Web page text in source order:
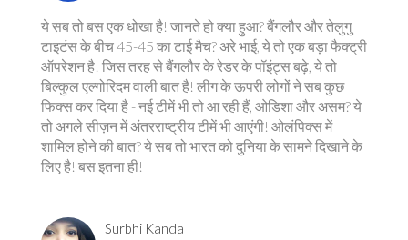
ये सब तो बस एक धोखा है! जानते हो क्या हुआ? बैंगलौर और तेलुगु
टाइटंस के बीच 45-45 का टाई मैच? अरे भाई, ये तो एक बड़ा फैक्ट्री
ऑपरेशन है! जिस तरह से बैंगलौर के रेडर के पॉइंट्स बढ़े, ये तो
बिल्कुल एल्गोरिदम वाली बात है! लीग के ऊपरी लोगों ने सब कुछ
फिक्स कर दिया है - नई टीमें भी तो आ रही हैं, ओडिशा और असम? ये
तो अगले सीज़न में अंतरराष्ट्रीय टीमें भी आएंगी! ओलंपिक्स में
शामिल होने की बात? ये सब तो भारत को दुनिया के सामने दिखाने के
लिए है! बस इतना ही!
Surbhi Kanda